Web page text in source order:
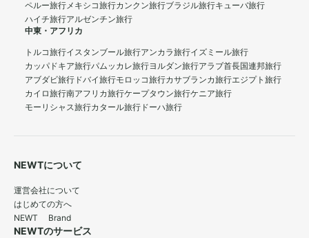
ペルー旅行メキシコ旅行カンクン旅行ブラジル旅行キューバ旅行
ハイチ旅行アルゼンチン旅行
中東・アフリカ
トルコ旅行イスタンブール旅行アンカラ旅行イズミール旅行
カッパドキア旅行パムッカレ旅行ヨルダン旅行アラブ首長国連邦旅行
アブダビ旅行 ドバイ旅行モロッコ旅行カサブランカ旅行エジプト旅行
カイロ旅行南アフリカ旅行ケープタウン旅行ケニア旅行
モーリシャス旅行カタール旅行 ドーハ旅行
NEWTについて
運営会社について
はじめての方へ
NEWT Brand
NEWTのサービス